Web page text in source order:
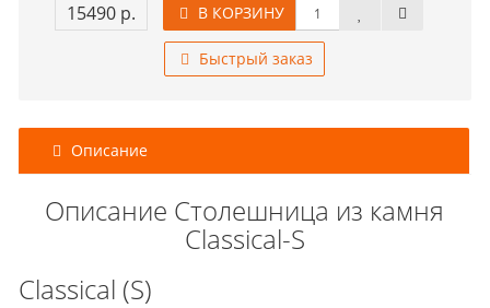
15490 р. В КОРЗИНУ
Быстрый заказ
Описание
Описание Столешница из камня
Classical-S
Classical (S)